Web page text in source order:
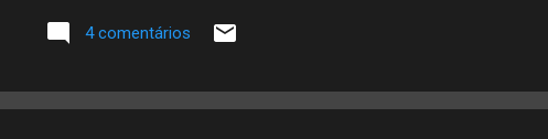
4 comentários